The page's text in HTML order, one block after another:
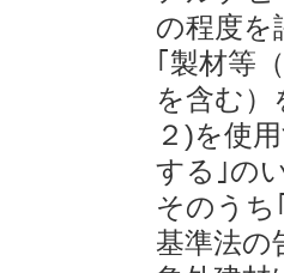
の程度を
｢製材等
を含む）
２)を使
する｣の
そのうち
基準法の